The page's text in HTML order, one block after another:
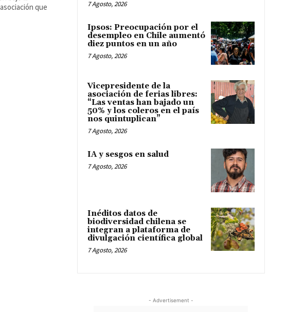
que
7 Agosto, 2026
Ipsos: Preocupación por el
desempleo en Chile aumentó
diez puntos en un año
7 Agosto, 2026
Vicepresidente de la
asociación de ferias libres:
“Las ventas han bajado un
50% y los coleros en el país
nos quintuplican”
7 Agosto, 2026
IA y sesgos en salud
7 Agosto, 2026
Inéditos datos de
biodiversidad chilena se
integran a plataforma de
divulgación científica global
7 Agosto, 2026
- Advertisement -